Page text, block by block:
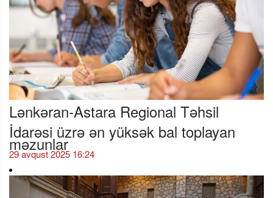
Lənkəran-Astara Regional Təhsil
İdarəsi üzrə ən yüksək bal toplayan
məzunlar
29 avqust 2025 16:24